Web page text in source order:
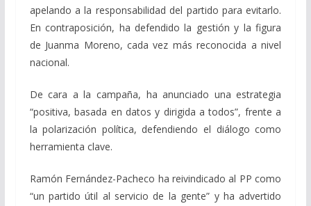
apelando a la responsabilidad del partido para evitarlo.
En contraposición, ha defendido la gestión y la figura
de Juanma Moreno, cada vez más reconocida a nivel
nacional.
De cara a la campaña, ha anunciado una estrategia
“positiva, basada en datos y dirigida a todos”, frente a
la polarización política, defendiendo el diálogo como
herramienta clave.
Ramón Fernández-Pacheco ha reivindicado al PP como
“un partido útil al servicio de la gente” y ha advertido